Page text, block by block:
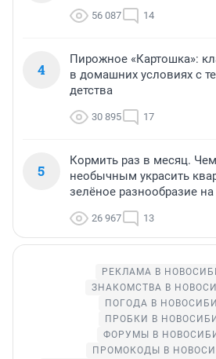
56 087 14
4
Пирожное «Картошка»:
в домашних условиях с
детства
30 895 17
5
Кормить раз в месяц.
необычным украсить
зелёное разнообразие
26 967 13
РЕКЛАМА В
ЗНАКОМСТВА В
ПОГОДА В
ПРОБКИ В
ФОРУМЫ В
ПРОМОКОДЫ В